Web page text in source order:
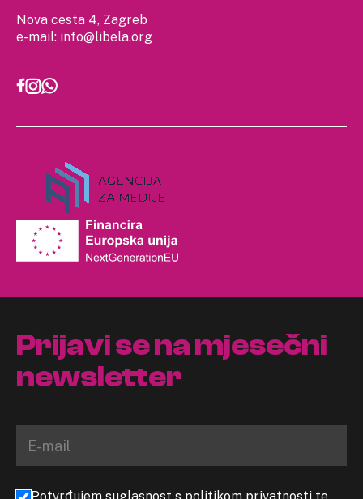
Nova cesta 4, Zagreb
e-mail: info@libela.org
Prijavi se na mjesečni
newsletter